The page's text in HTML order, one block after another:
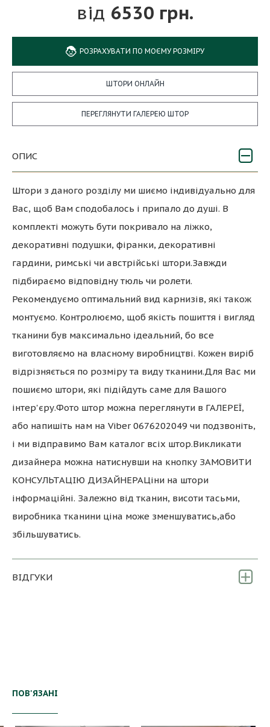
6530 грн.
РОЗРАХУВАТИ ПО МОЄМУ РОЗМІРУ
ШТОРИ ОНЛАЙН
ПЕРЕГЛЯНУТИ ГАЛЕРЕЮ ШТОР
ОПИС
Штори з даного розділу ми шиємо індивідуально для
Вас, щоб Вам сподобалось і припало до душі. В
комплекті можуть бути покривало на ліжко,
декоративні подушки, фіранки, декоративні
гардини, римські чи австрійські штори.Завжди
підбираємо відповідну тюль чи ролети.
Рекомендуємо оптимальний вид карнизів, які також
монтуємо. Контролюємо, щоб якість пошиття і вигляд
тканини був максимально ідеальний, бо все
виготовляємо на власному виробництві. Кожен виріб
відрізняється по розміру та виду тканини.Для Вас ми
пошиємо штори, які підійдуть саме для Вашого
інтер'єру.Фото штор можна переглянути в ГАЛЕРЕЇ,
або напишіть нам на Viber 0676202049 чи подзвоніть,
і ми відправимо Вам каталог всіх штор.Викликати
дизайнера можна натиснувши на кнопку ЗАМОВИТИ
КОНСУЛЬТАЦІЮ ДИЗАЙНЕРАЦіни на штори
інформаційні. Залежно від тканин, висоти тасьми,
виробника тканини ціна може зменшуватись,або
збільшуватись.
ВІДГУКИ
ПОВ'ЯЗАНІ